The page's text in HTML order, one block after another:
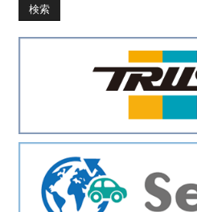
検索